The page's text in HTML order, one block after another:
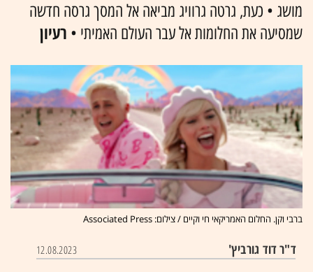
מושג • כעת, גרטה גרוויג מביאה אל המסך גרסה חדשה
שמסיעה את החלומות אל עבר העולם האמיתי • רעיון
ברבי וקן. החלום האמריקאי חי וקיים / צילום: Associated Press
ד"ר דוד גורביץ' 12.08.2023